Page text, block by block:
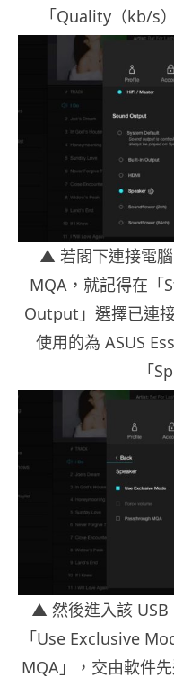
「Quality（kb/s
▲ 若閣下連接電
MQA，就記得在「
Output」選擇已連
使用的為 ASUS
「
▲ 然後進入該 USB
「Use Exclusive
MQA」，交由軟件